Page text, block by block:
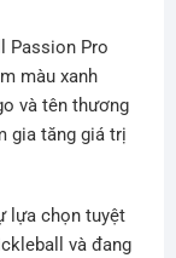
Passion Pro
màu xanh
và tên thương
gia tăng giá trị
lựa chọn tuyệt
và đang